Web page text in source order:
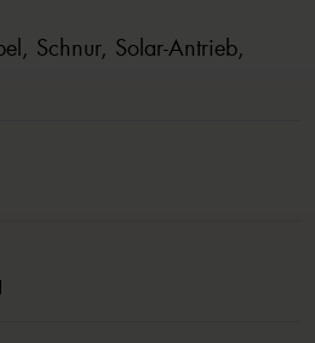
Schnur, Solar-Antrieb,